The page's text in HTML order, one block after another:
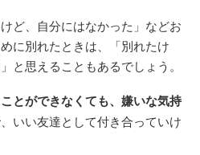
ど、自分にはなかった」などお
に別れたときは、「別れたけ
と思えることもあるでしょう。
とができなくても、嫌いな気持
いい友達として付き合っていけ